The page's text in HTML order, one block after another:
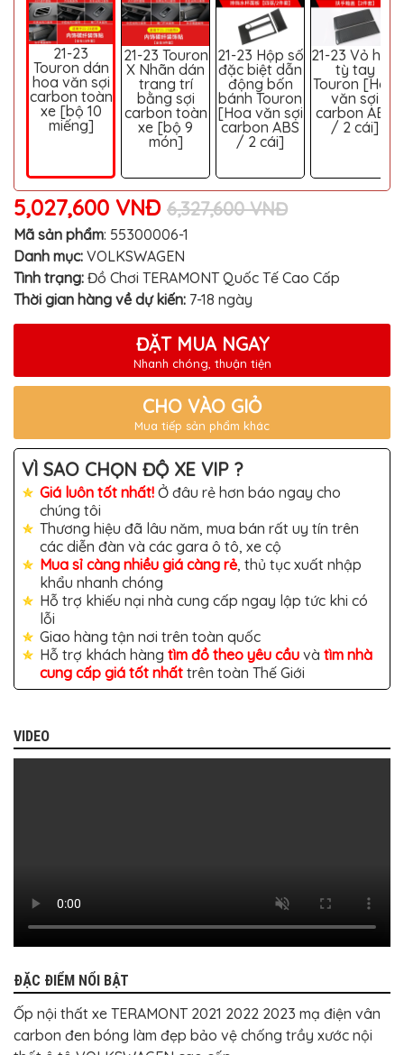
SUZUKI
PORSCHE
LEXUS
MG
AUDI
COOPER
PEUGEOT
VINFAST
ĐỒ
CHƠI
Ô
XE
HƠI
ĐỒ
CHƠI
XE
HƠI
CAO
CẤP
ĐỒ
CHƠI
XE
MÁY
DÁN
DECAL
Ô
TÔ
ISUZU
GHẾ
DA
Ô
CHƠI
ĐẠP
CÔNG
NGHỆ
KHÁC
21-23
Touron dán
hoa văn sợi
carbon toàn
xe [bộ 10
miếng]
21-23 Touron
X Nhãn dán
trang trí
bằng sợi
carbon toàn
xe [bộ 9
món]
21-23 Hộp số
đặc biệt dẫn
động bốn
bánh Touron
[Hoa văn sợi
carbon ABS
/ 2 cái]
21-23 Vỏ hộp
tỳ tay
Touron [Hoa
văn sợi
carbon ABS
/ 2 cái]
5,027,600 VNĐ 6,327,600 VNĐ
Mã sản phẩm: 55300006-1
Danh mục: VOLKSWAGEN
Tình trạng: Đồ Chơi TERAMONT Quốc Tế Cao Cấp
Thời gian hàng về dự kiến: 7-18 ngày
ĐẶT MUA NGAY
Nhanh chóng, thuận tiện
CHO VÀO GIỎ
Mua tiếp sản phẩm khác
VÌ SAO CHỌN ĐỘ XE VIP ?
Giá luôn tốt nhất! Ở đâu rẻ hơn báo ngay cho
chúng tôi
Thương hiệu đã lâu năm, mua bán rất uy tín trên
các diễn đàn và các gara ô tô, xe cộ
Mua sỉ càng nhiều giá càng rẻ, thủ tục xuất nhập
khẩu nhanh chóng
Hỗ trợ khiếu nại nhà cung cấp ngay lập tức khi có
lỗi
Giao hàng tận nơi trên toàn quốc
Hỗ trợ khách hàng tìm đồ theo yêu cầu và tìm nhà
cung cấp giá tốt nhất trên toàn Thế Giới
VIDEO
ĐẶC ĐIỂM NỔI BẬT
Ốp nội thất xe TERAMONT 2021 2022 2023 mạ điện vân
carbon đen bóng làm đẹp bảo vệ chống trầy xước nội